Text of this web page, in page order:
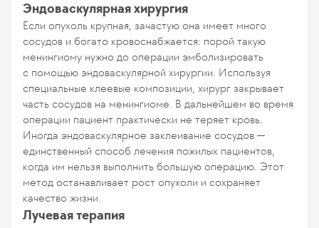
Эндоваскулярная хирургия
Если опухоль крупная, зачастую она имеет много
сосудов и богато кровоснабжается: порой такую
менингиому нужно до операции эмболизировать
с помощью эндоваскулярной хирургии. Используя
специальные клеевые композиции, хирург закрывает
часть сосудов на менингиоме. В дальнейшем во время
операции пациент практически не теряет кровь.
Иногда эндоваскулярное заклеивание сосудов —
единственный способ лечения пожилых пациентов,
когда им нельзя выполнить большую операцию. Этот
метод останавливает рост опухоли и сохраняет
качество жизни.
Лучевая терапия